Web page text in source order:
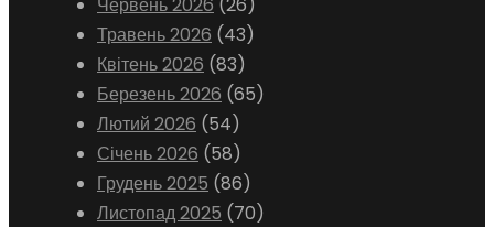
Травень 2026 (43)
Квітень 2026 (83)
Березень 2026 (65)
Лютий 2026 (54)
Січень 2026 (58)
Грудень 2025 (86)
Листопад 2025 (70)